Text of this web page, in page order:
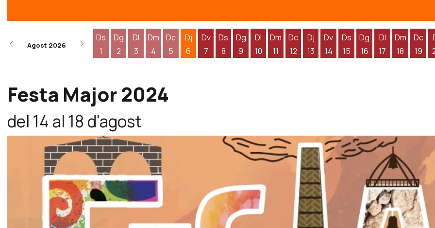
Agost 2026
Ds
1
Dg
2
Dl
3
Dm
4
Dc
5
Dj
6
Dv
7
Ds
8
Dg
9
Dl
10
Dm
11
Dc
12
Dj
13
Dv
14
Ds
15
Dg
16
Dl
17
Dm
18
Dc
19
Festa Major 2024
del 14 al 18 d'agost